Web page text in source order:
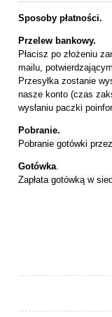
Sposoby płatności.
Przelew bankowy.
Płacisz po złożeniu
mailu,
Przesyłka zostanie
nasze konto (czas
wysłaniu paczki
Pobranie.
Pobranie gotówki
Gotówka
Zapłata gotówką w